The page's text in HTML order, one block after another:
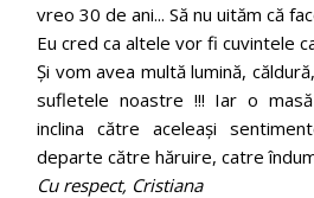
vreo 30 de ani... Să nu uităm că
Eu cred ca altele vor fi cuvintele
Și vom avea multă lumină,
sufletele noastre !!! Iar o
inclina către aceleași
departe către hăruire, catre
Cu respect, Cristiana